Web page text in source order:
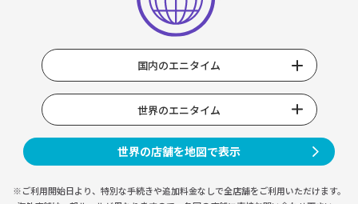
国内のエニタイム
世界のエニタイム
世界の店舗を地図で表示
※ご利用開始日より、特別な手続きや追加料金なしで全店舗をご利用いただけます。